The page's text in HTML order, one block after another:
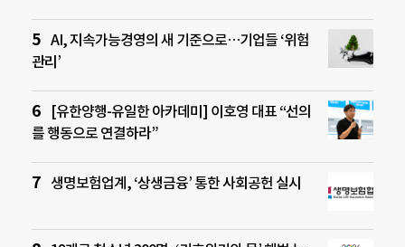
AI, 지속가능경영의 새 기준으로…기업들 ‘위험
관리’
[유한양행-유일한 아카데미] 이호영 대표 “선의
를 행동으로 연결하라”
생명보험업계, ‘상생금융’ 통한 사회공헌 실시